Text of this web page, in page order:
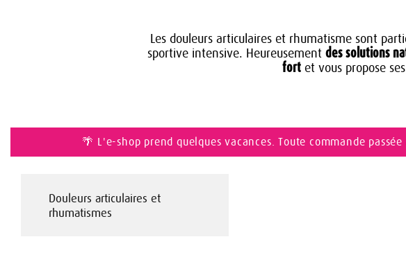
Les douleurs articulaires et rhumatisme sont
sportive intensive. Heureusement des solutions
fort et vous propose
🌴 L'e-shop prend quelques vacances. Toute commande
Douleurs articulaires et
rhumatismes